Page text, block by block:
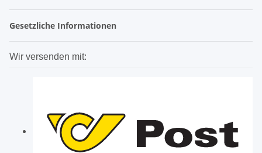
Gesetzliche Informationen
Wir versenden mit: